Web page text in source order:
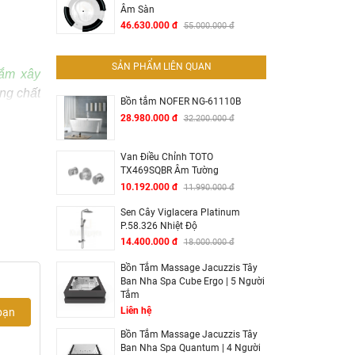
xây
chất
đến
nên
TP-
tận
có
Âm Sàn
46.630.000 đ 55.000.000 đ
SẢN PHẨM LIÊN QUAN
Bồn tắm NOFER NG-61110B
28.980.000 đ 32.200.000 đ
Van Điều Chỉnh TOTO
TX469SQBR Âm Tường
10.192.000 đ 11.990.000 đ
Sen Cây Viglacera Platinum
P.58.326 Nhiệt Độ
14.400.000 đ 18.000.000 đ
Bồn Tắm Massage Jacuzzis Tây
Ban Nha Spa Cube Ergo | 5 Người
Tắm
Liên hệ
Bồn Tắm Massage Jacuzzis Tây
Ban Nha Spa Quantum | 4 Người